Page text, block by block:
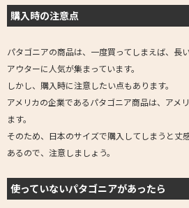
購入時の注意点
パタゴニアの商品は、一度買ってしまえば、長
アウターに人気が集まっています。
しかし、購入時に注意したい点もあります。
アメリカの企業であるパタゴニア商品は、アメ
ます。
そのため、日本のサイズで購入してしまうと丈
あるので、注意しましょう。
使っていないパタゴニアがあったら